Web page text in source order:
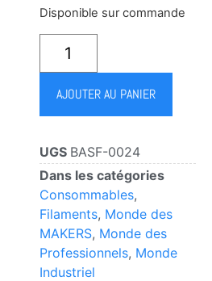
Disponible sur commande
AJOUTER AU PANIER
UGS BASF-0024
Dans les catégories
Consommables,
Filaments, Monde des
MAKERS, Monde des
Professionnels, Monde
Industriel